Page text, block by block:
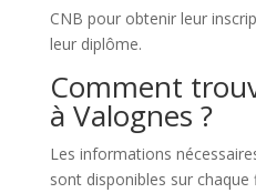
CNB pour obtenir leur
leur diplôme.
Comment
à Valognes ?
Les informations
sont disponibles sur